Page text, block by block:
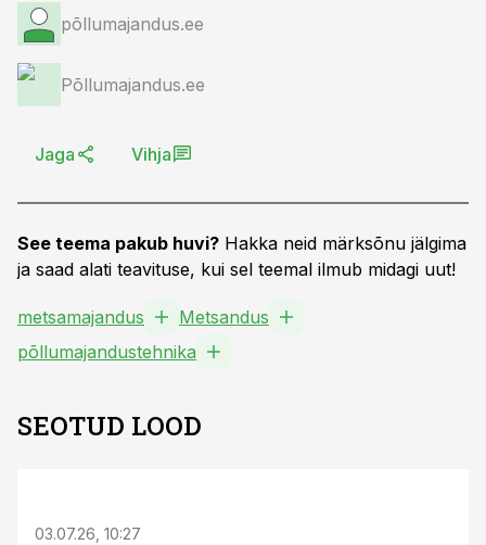
põllumajandus.ee
Põllumajandus.ee
Jaga Vihja
See teema pakub huvi? Hakka neid märksõnu jälgima
ja saad alati teavituse, kui sel teemal ilmub midagi uut!
metsamajandus
Metsandus
põllumajandustehnika
SEOTUD LOOD
03.07.26, 10:27